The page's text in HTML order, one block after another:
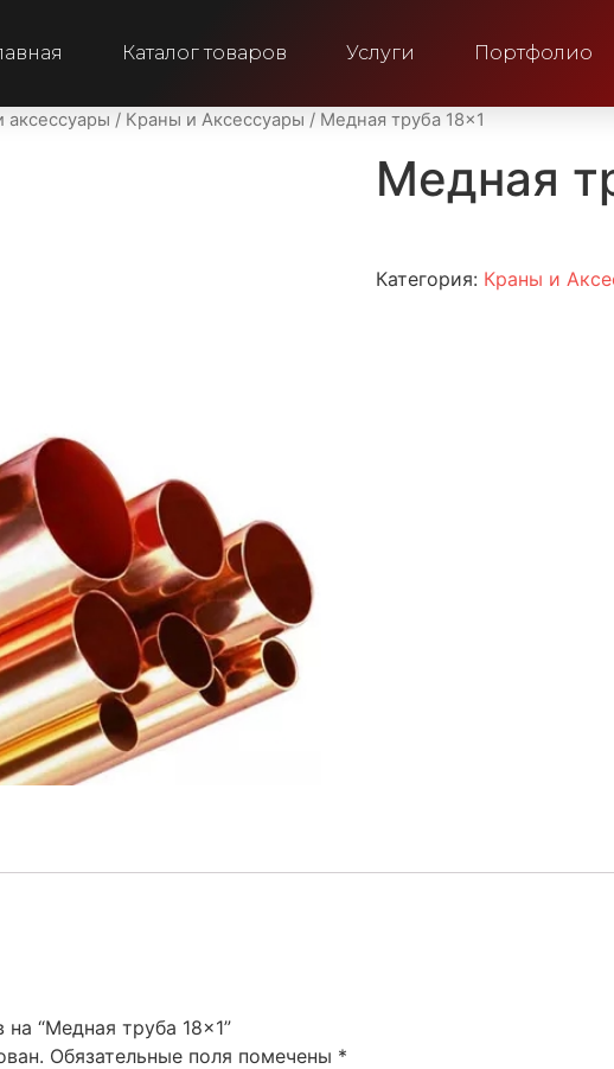
Каталог товаров Услуги Портфолио
аксессуары / Краны и Аксессуары / Медная труба 18×1
Медная
Категория: Краны и
“Медная труба 18×1”
Обязательные поля помечены *